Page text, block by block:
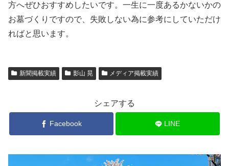
方へぜひおすすめしたいです。一生に一度あるかないかの
お墓づくりですので、失敗しない為に参考にしていただけ
ればと思います。
新聞掲載実績 影山 晃 メディア掲載実績
シェアする
Facebook LINE